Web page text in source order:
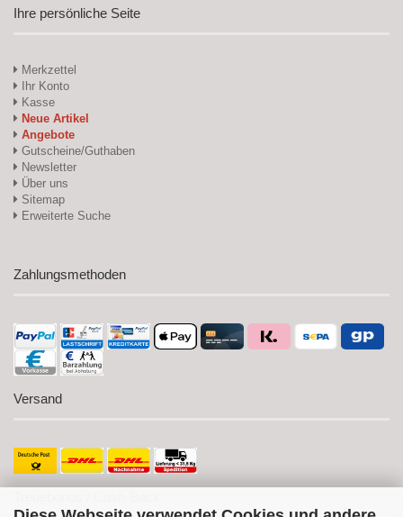
Ihre persönliche Seite
Merkzettel
Ihr Konto
Kasse
Neue Artikel
Angebote
Gutscheine/Guthaben
Newsletter
Über uns
Sitemap
Erweiterte Suche
Zahlungsmethoden
Versand